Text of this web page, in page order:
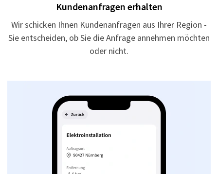
Kundenanfragen erhalten
Wir schicken Ihnen Kundenanfragen aus Ihrer Region -
Sie entscheiden, ob Sie die Anfrage annehmen möchten
oder nicht.